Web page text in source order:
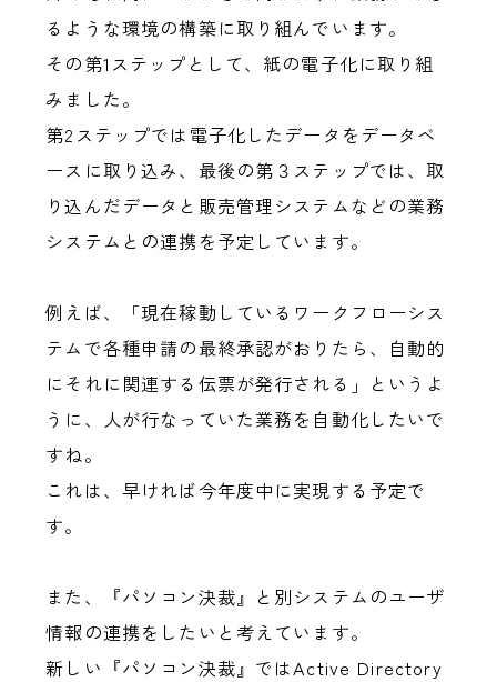
るような環境の構築に取り組んでいます。
その第1ステップとして、紙の電子化に取り組
みました。
第2ステップでは電子化したデータをデータベ
ースに取り込み、最後の第３ステップでは、取
り込んだデータと販売管理システムなどの業務
システムとの連携を予定しています。
例えば、「現在稼動しているワークフローシス
テムで各種申請の最終承認がおりたら、自動的
にそれに関連する伝票が発行される」というよ
うに、人が行なっていた業務を自動化したいで
すね。
これは、早ければ今年度中に実現する予定で
す。
また、『パソコン決裁』と別システムのユーザ
情報の連携をしたいと考えています。
新しい『パソコン決裁』ではActive Directory